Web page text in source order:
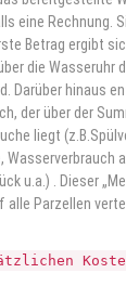
eine Rechnung.
Betrag ergibt
die Wasseruhr
Darüber hinaus
der über der
liegt
Wasserverbrauch
u.a.) . Dieser
alle Parzellen